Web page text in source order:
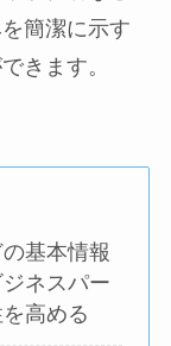
簡潔に示す
きます。
基本情報
ネスパー
高める